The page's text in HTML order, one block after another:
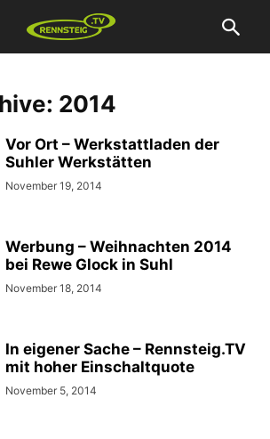
2014
Vor Ort – Werkstattladen der
Suhler Werkstätten
November 19, 2014
Werbung – Weihnachten 2014
bei Rewe Glock in Suhl
November 18, 2014
In eigener Sache – Rennsteig.TV
mit hoher Einschaltquote
November 5, 2014